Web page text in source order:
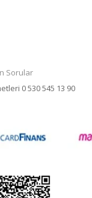
Sorular
0 530 545 13 90